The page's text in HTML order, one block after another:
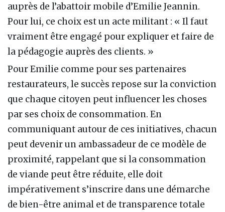
auprès de l’abattoir mobile d’Emilie Jeannin.
Pour lui, ce choix est un acte militant : « Il faut
vraiment être engagé pour expliquer et faire de
la pédagogie auprès des clients. »
Pour Emilie comme pour ses partenaires
restaurateurs, le succès repose sur la conviction
que chaque citoyen peut influencer les choses
par ses choix de consommation. En
communiquant autour de ces initiatives, chacun
peut devenir un ambassadeur de ce modèle de
proximité, rappelant que si la consommation
de viande peut être réduite, elle doit
impérativement s’inscrire dans une démarche
de bien-être animal et de transparence totale